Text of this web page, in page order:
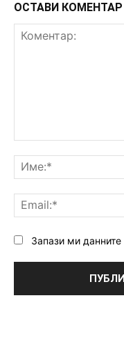
ОСТАВИ КОМЕНТАР
Запази ми